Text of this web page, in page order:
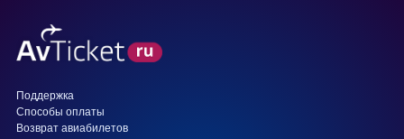
Поддержка
Способы оплаты
Возврат авиабилетов